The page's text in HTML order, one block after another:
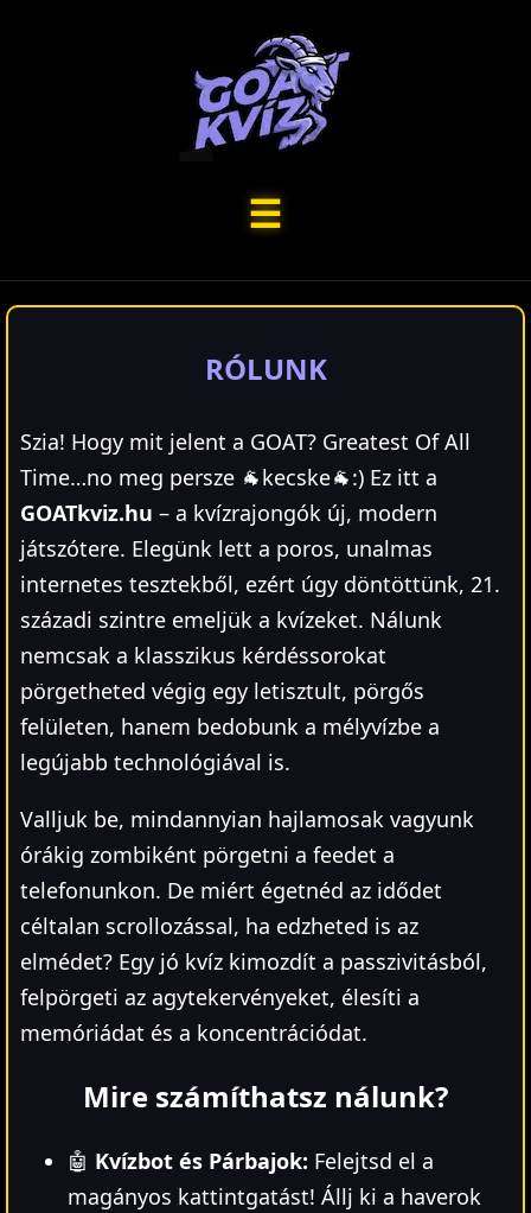
☰
RÓLUNK
Szia! Hogy mit jelent a GOAT? Greatest Of All
Time…no meg persze 🐐kecske🐐:) Ez itt a
GOATkviz.hu – a kvízrajongók új, modern
játszótere. Elegünk lett a poros, unalmas
internetes tesztekből, ezért úgy döntöttünk, 21.
századi szintre emeljük a kvízeket. Nálunk
nemcsak a klasszikus kérdéssorokat
pörgetheted végig egy letisztult, pörgős
felületen, hanem bedobunk a mélyvízbe a
legújabb technológiával is.
Valljuk be, mindannyian hajlamosak vagyunk
órákig zombiként pörgetni a feedet a
telefonunkon. De miért égetnéd az idődet
céltalan scrollozással, ha edzheted is az
elmédet? Egy jó kvíz kimozdít a passzivitásból,
felpörgeti az agytekervényeket, élesíti a
memóriádat és a koncentrációdat.
Mire számíthatsz nálunk?
🤖 Kvízbot és Párbajok: Felejtsd el a
magányos kattintgatást! Állj ki a haverok